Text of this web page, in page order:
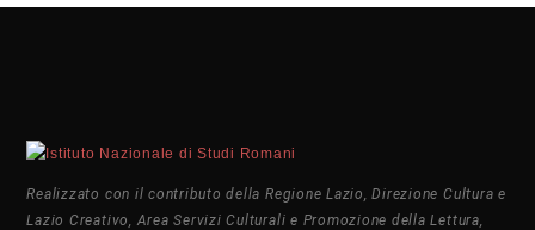
Realizzato con il contributo della Regione Lazio, Direzione Cultura e
Lazio Creativo, Area Servizi Culturali e Promozione della Lettura,